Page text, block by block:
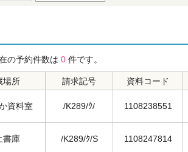
の予約件数は 0 件です。
場所 請求記号 資料コード
資料室 /K289/ｸ/ 1108238551
書庫 /K289/ｸ/S 1108247814